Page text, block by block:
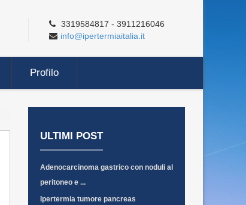
3319584817 - 3911216046
info@ipertermiaitalia.it
Profilo
ULTIMI POST
Adenocarcinoma gastrico con noduli al
peritoneo e ...
Ipertermia tumore pancreas